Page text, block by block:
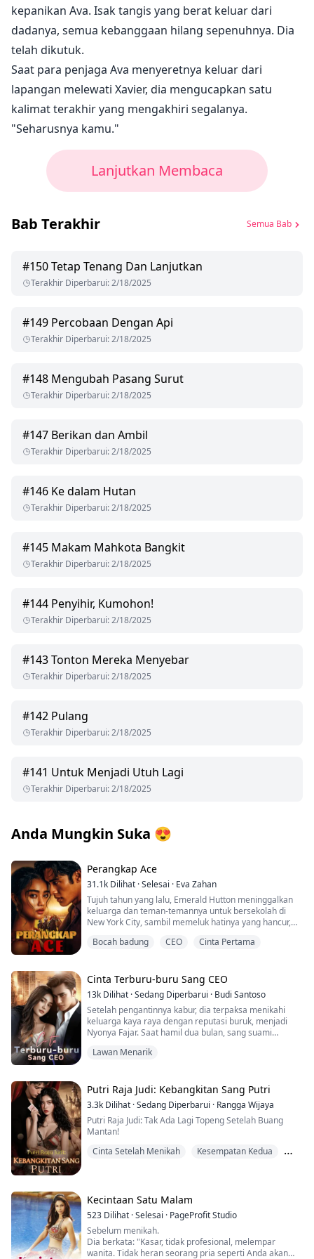
kepanikan Ava. Isak tangis yang berat keluar dari
dadanya, semua kebanggaan hilang sepenuhnya. Dia
telah dikutuk.
Saat para penjaga Ava menyeretnya keluar dari
lapangan melewati Xavier, dia mengucapkan satu
kalimat terakhir yang mengakhiri segalanya.
"Seharusnya kamu."
Lanjutkan Membaca
Bab Terakhir Semua Bab
#150Tetap Tenang Dan Lanjutkan
Terakhir Diperbarui:2/18/2025
#149 Percobaan Dengan Api
Terakhir Diperbarui:2/18/2025
#148 Mengubah Pasang Surut
Terakhir Diperbarui:2/18/2025
#147 Berikan dan Ambil
Terakhir Diperbarui:2/18/2025
#146 Ke dalam Hutan
Terakhir Diperbarui:2/18/2025
#145 Makam Mahkota Bangkit
Terakhir Diperbarui:2/18/2025
#144 Penyihir, Kumohon!
Terakhir Diperbarui:2/18/2025
#143Tonton Mereka Menyebar
Terakhir Diperbarui:2/18/2025
#142 Pulang
Terakhir Diperbarui:2/18/2025
#141 Untuk Menjadi Utuh Lagi
Terakhir Diperbarui:2/18/2025
Anda Mungkin Suka 😍
Perangkap Ace
31.1k Dilihat ·Selesai · Eva Zahan
Tujuh tahun yang lalu, Emerald Hutton meninggalkan
keluarga dan teman-temannya untuk bersekolah di
New York City, sambil memeluk hatinya yang hancur,
kakaknya, yang telah ia cintai sejak hari dia
impiannya dan dikhianati oleh orang-orang yang
dicintainya, Emerald belajar untuk mengubur kepingan
hatinya di sudut terdalam ingatannya.
Hingga tujuh tahun kemudian, dia harus kembali ke
kampung halamannya setelah menyelesaikan
kuliahnya. Tempat di mana sekarang tinggal seorang
miliarder berhati dingin, yang dulu hatinya yang mati
Terluka oleh masa lalunya, Achilles Valencian telah
berubah menjadi pria yang ditakuti semua orang.
Kehidupan yang membakar telah memenuhi hatinya
dengan kegelapan tanpa dasar. Dan satu-satunya
cahaya yang membuatnya tetap waras adalah
Rosebud-nya. Seorang gadis dengan bintik-bintik dan
mata pirus yang dia kagumi sepanjang hidupnya. Adik
akhirnya tiba untuk menangkap cahayanya ke dalam
wilayahnya, Achilles Valencian akan memainkan
permainannya. Permainan untuk mengklaim apa yang
menjadi miliknya.
Bocah badung CEO Cinta Pertama
Cinta Terburu-buru Sang CEO
13k Dilihat ·Sedang Diperbarui · Budi Santoso
Setelah pengantinnya kabur, dia terpaksa menikahi
keluarga kaya raya dengan reputasi buruk, menjadi
Nyonya Fajar. Saat hamil dua bulan, sang suami
Bertahun-tahun kemudian, dia telah menjadi seorang
pria itu tersenyum sinis: "Hei, putramu mirip sekali
denganku!" "Kita sudah cerai!" hardik wanita itu,
menahan amarah.
Lawan Menarik
Putri Raja Judi: Kebangkitan Sang Putri
3.3k Dilihat ·Sedang Diperbarui · Rangga Wijaya
Putri Raja Judi: Tak Ada Lagi Topeng Setelah Buang
Mantan!
Cinta Setelah Menikah
Kesempatan Kedua
Kecintaan Satu Malam
523 Dilihat ·Selesai · PageProfit Studio
Sebelum menikah.
Dia berkata: "Kasar, tidak profesional, melempar
wanita. Tidak heran seorang pria seperti Anda akan